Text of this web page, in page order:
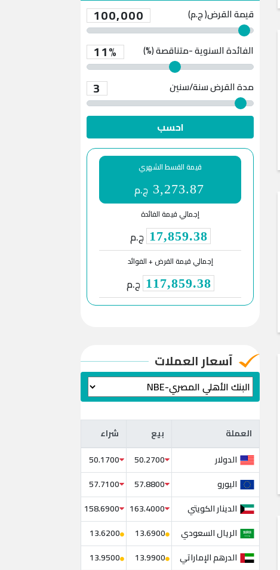
قيمة القرض( ج.م) 100,000
الفائدة السنوية -متناقصة (%) 11%
مدة القرض 3 سنة/سنين
احسب
قيمة القسط الشهري
3,273.87 ج.م
إجمالي قيمة الفائدة
17,859.38 ج.م
إجمالي قيمة القرض + الفوائد
117,859.38 ج.م
آسعار العملات
العملة بيع شراء العملة بيع
شراء
الدولار
50.2700
50.1700
اليورو
57.8800
57.7100
الدينار الكويتي
163.4000
158.6900
الريال السعودي
13.6900
13.6200
الدرهم الإماراتي
13.9900
13.9500